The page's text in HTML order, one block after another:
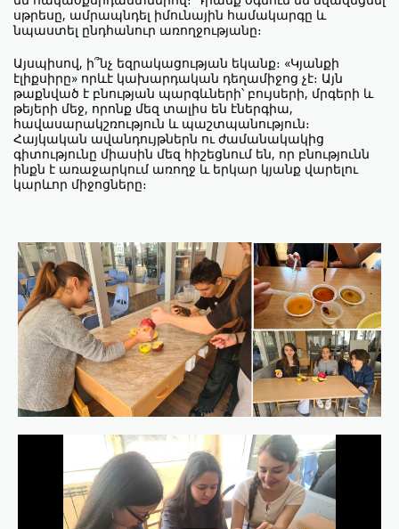
սթրեսը, ամրապնդել իմունային համակարգը և
նպաստել ընդհանուր առողջությանը։
Այսպիսով, ի՞նչ եզրակացության եկանք։ «Կյանքի
էլիքսիրը» որևէ կախարդական դեղամիջոց չէ։ Այն
թաքնված է բնության պարգևների՝ բույսերի, մրգերի և
թեյերի մեջ, որոնք մեզ տալիս են էներգիա,
հավասարակշռություն և պաշտպանություն։
Հայկական ավանդույթներն ու ժամանակակից
գիտությունը միասին մեզ հիշեցնում են, որ բնությունն
ինքն է առաջարկում առողջ և երկար կյանք վարելու
կարևոր միջոցները։